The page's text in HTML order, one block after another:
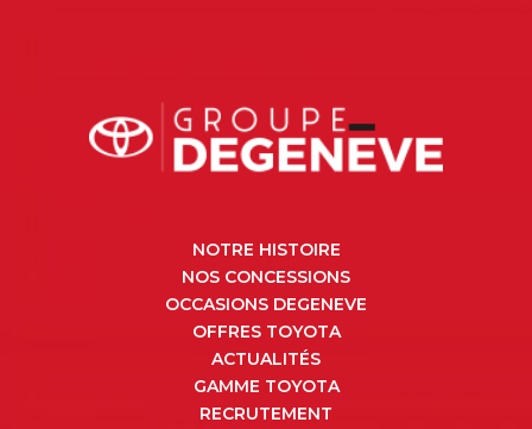
NOTRE HISTOIRE
NOS CONCESSIONS
OCCASIONS DEGENEVE
OFFRES TOYOTA
ACTUALITÉS
GAMME TOYOTA
RECRUTEMENT